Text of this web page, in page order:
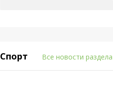
Спорт Все новости раздела